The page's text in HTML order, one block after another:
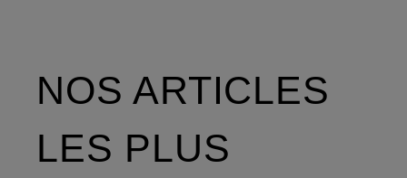
NOS ARTICLES
LES PLUS